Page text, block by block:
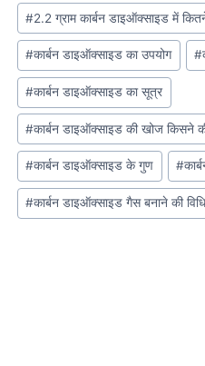
Post
Tags:
#2.2 ग्राम कार्बन डाइऑक्साइड में
#कार्बन डाइऑक्साइड का उपयोग #
#कार्बन डाइऑक्साइड का सूत्र
#कार्बन डाइऑक्साइड की खोज किसने
#कार्बन डाइऑक्साइड के गुण #
#कार्बन डाइऑक्साइड गैस बनाने की